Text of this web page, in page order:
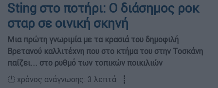
Sting στο ποτήρι: Ο διάσημος ροκ
σταρ σε οινική σκηνή
Μια πρώτη γνωριμία με τα κρασιά του δημοφιλή
Βρετανού καλλιτέχνη που στο κτήμα του στην Τοσκάνη
παίζει... στο ρυθμό των τοπικών ποικιλιών
🕛 χρόνος ανάγνωσης: 3 λεπτά ┋